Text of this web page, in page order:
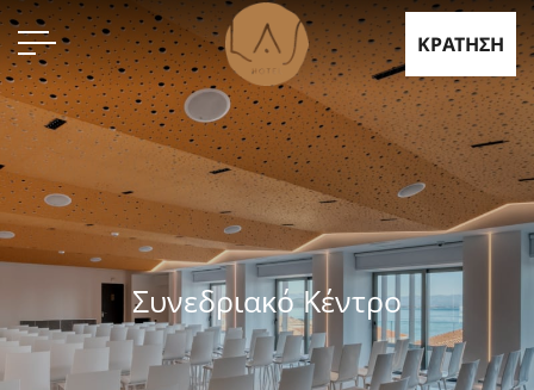
ΚΡΑΤΗΣΗ
Συνεδριακό Κέντρο